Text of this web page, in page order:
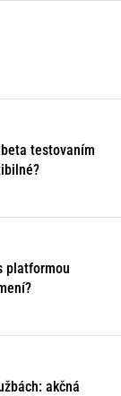
testovaním
platformou
akčná